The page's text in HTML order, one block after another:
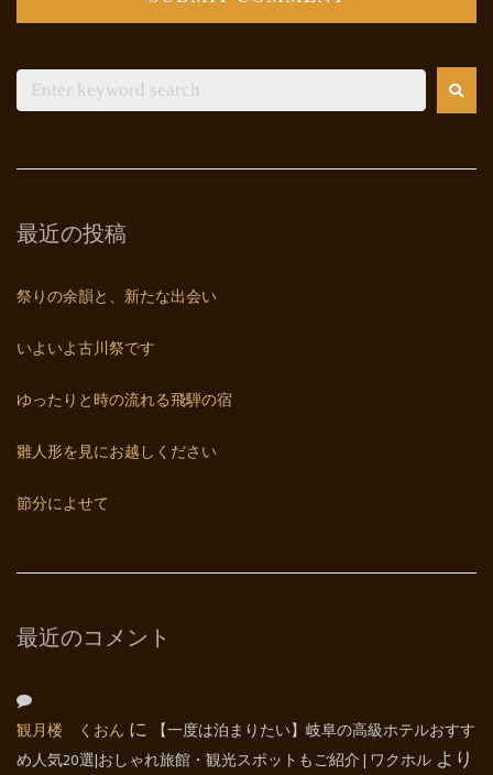
最近の投稿
祭りの余韻と、新たな出会い
いよいよ古川祭です
ゆったりと時の流れる飛騨の宿
雛人形を見にお越しください
節分によせて
最近のコメント
観月楼 くおん に
【一度は泊まりたい】岐阜の高級ホテルおすす
め人気20選|おしゃれ旅館・観光スポットもご紹介 | ワクホル より